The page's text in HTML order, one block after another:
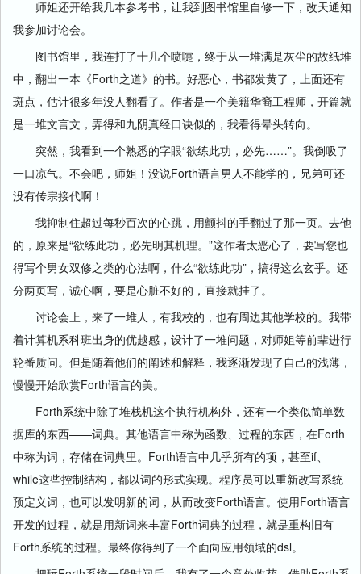
师姐还开给我几本参考书，让我到图书馆里自修一下，改天通知
我参加讨论会。
图书馆里，我连打了十几个喷嚏，终于从一堆满是灰尘的故纸堆
中，翻出一本《Forth之道》的书。好恶心，书都发黄了，上面还有
斑点，估计很多年没人翻看了。作者是一个美籍华裔工程师，开篇就
是一堆文言文，弄得和九阴真经口诀似的，我看得晕头转向。
突然，我看到一个熟悉的字眼“欲练此功，必先……”。我倒吸了
一口凉气。不会吧，师姐！没说Forth语言男人不能学的，兄弟可还
没有传宗接代啊！
我抑制住超过每秒百次的心跳，用颤抖的手翻过了那一页。去他
的，原来是“欲练此功，必先明其机理。”这作者太恶心了，要写您也
得写个男女双修之类的心法啊，什么“欲练此功”，搞得这么玄乎。还
分两页写，诚心啊，要是心脏不好的，直接就挂了。
讨论会上，来了一堆人，有我校的，也有周边其他学校的。我带
着计算机系科班出身的优越感，设计了一堆问题，对师姐等前辈进行
轮番质问。但是随着他们的阐述和解释，我逐渐发现了自己的浅薄，
慢慢开始欣赏Forth语言的美。
Forth系统中除了堆栈机这个执行机构外，还有一个类似简单数
据库的东西——词典。其他语言中称为函数、过程的东西，在Forth
中称为词，存储在词典里。Forth语言中几乎所有的项，甚至if、
while这些控制结构，都以词的形式实现。程序员可以重新改写系统
预定义词，也可以发明新的词，从而改变Forth语言。使用Forth语言
开发的过程，就是用新词来丰富Forth词典的过程，就是重构旧有
Forth系统的过程。最终你得到了一个面向应用领域的dsl。